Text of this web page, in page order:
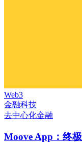
Web3
金融科技
去中心化金融
Moove App：终